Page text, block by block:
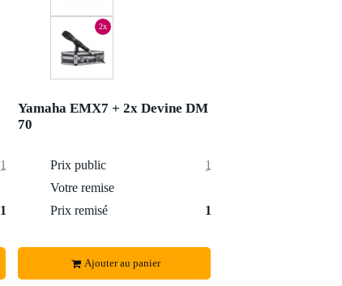
1 073 €
1 070 €
2x
Yamaha EMX7 + 2x Devine DM
70
Prix public
1 116 €
Votre remise
Prix remisé
1 099 €
Ajouter au panier